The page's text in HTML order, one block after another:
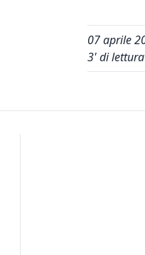
07 aprile
3' di lettura